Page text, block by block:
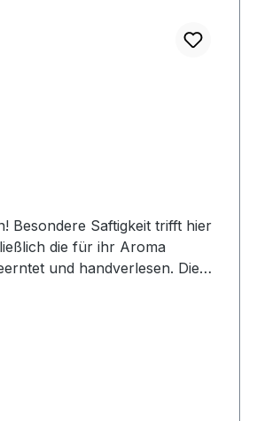
Besondere Saftigkeit trifft hier
die für ihr Aroma
und handverlesen. Die